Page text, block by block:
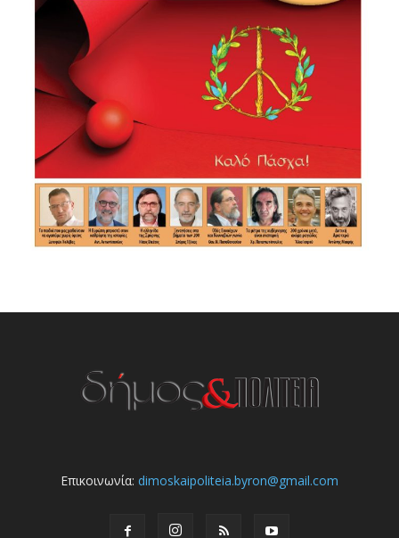
Επικοινωνία: dimoskaipoliteia.byron@gmail.com